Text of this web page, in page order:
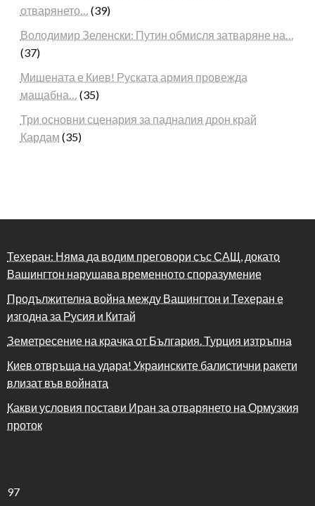
отварянето… (39)
Володимир Зеленски: Путин обмисля затваряне на…
(37)
Мишената е Киев! Руската армия провежда
мащабна… (35)
Три основни сценария за падналия дрон край
Кардам (35)
Техеран: Няма да водим преговори със САЩ, докато
Вашингтон нарушава временното споразумение
Продължителна война между Вашингтон и Техеран е
изгодна за Русия и Китай
Земетресение на крачка от България. Турция изтръпна
Киев отвръща на удара! Украинските балистични ракети
влизат във войната
Какви условия постави Иран за отварянето на Ормузкия
проток
97